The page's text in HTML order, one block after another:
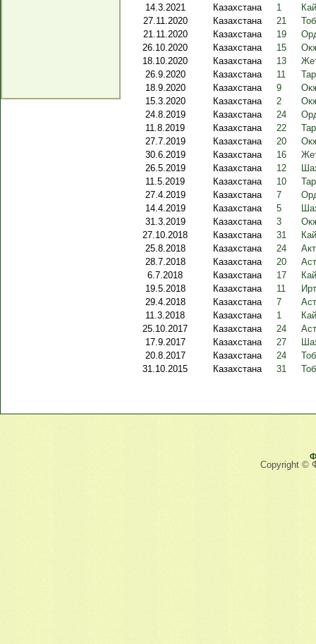
14.3.2021
Казахстана 1
27.11.2020
Казахстана 21
21.11.2020
Казахстана 19
26.10.2020
Казахстана 15
18.10.2020
Казахстана 13
26.9.2020
Казахстана 11
18.9.2020
Казахстана 9
15.3.2020
Казахстана 2
24.8.2019
Казахстана 24
11.8.2019
Казахстана 22
27.7.2019
Казахстана 20
30.6.2019
Казахстана 16
26.5.2019
Казахстана 12
11.5.2019
Казахстана 10
27.4.2019
Казахстана 7
14.4.2019
Казахстана 5
31.3.2019
Казахстана 3
27.10.2018
Казахстана 31
25.8.2018
Казахстана 24
28.7.2018
Казахстана 20
6.7.2018
Казахстана 17
19.5.2018
Казахстана 11
29.4.2018
Казахстана 7
11.3.2018
Казахстана 1
25.10.2017
Казахстана 24
17.9.2017
Казахстана 27
20.8.2017
Казахстана 24
31.10.2015
Казахстана 31
Copyright ©